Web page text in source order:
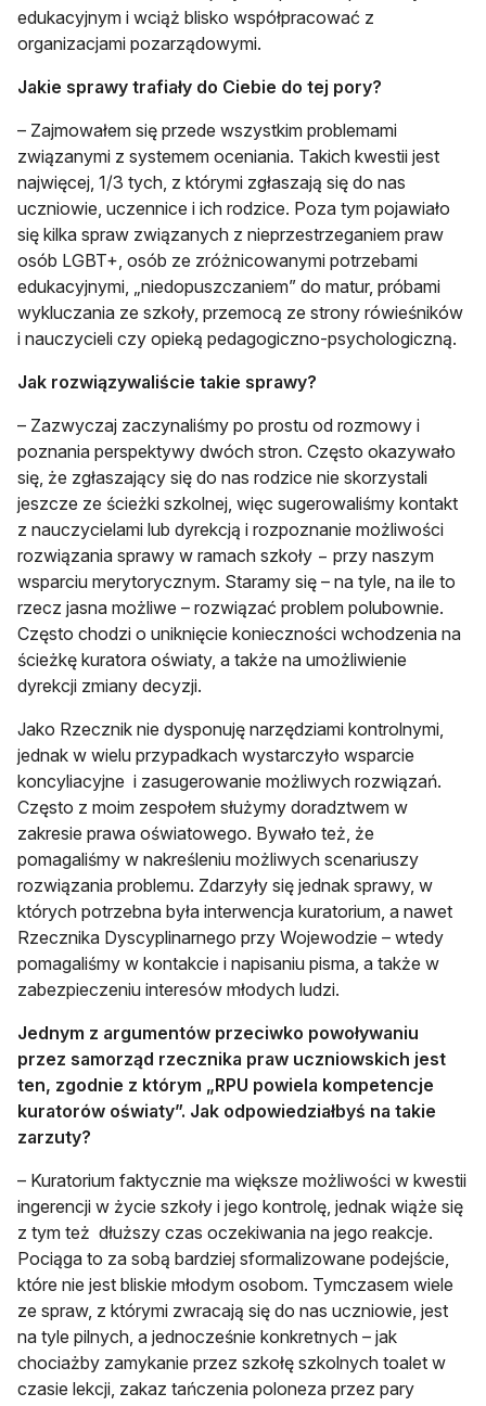
edukacyjnym i wciąż blisko współpracować z
organizacjami pozarządowymi.
Jakie sprawy trafiały do Ciebie do tej pory?
– Zajmowałem się przede wszystkim problemami
związanymi z systemem oceniania. Takich kwestii jest
najwięcej, 1/3 tych, z którymi zgłaszają się do nas
uczniowie, uczennice i ich rodzice. Poza tym pojawiało
się kilka spraw związanych z nieprzestrzeganiem praw
osób LGBT+, osób ze zróżnicowanymi potrzebami
edukacyjnymi, „niedopuszczaniem” do matur, próbami
wykluczania ze szkoły, przemocą ze strony rówieśników
i nauczycieli czy opieką pedagogiczno-psychologiczną.
Jak rozwiązywaliście takie sprawy?
– Zazwyczaj zaczynaliśmy po prostu od rozmowy i
poznania perspektywy dwóch stron. Często okazywało
się, że zgłaszający się do nas rodzice nie skorzystali
jeszcze ze ścieżki szkolnej, więc sugerowaliśmy kontakt
z nauczycielami lub dyrekcją i rozpoznanie możliwości
rozwiązania sprawy w ramach szkoły − przy naszym
wsparciu merytorycznym. Staramy się – na tyle, na ile to
rzecz jasna możliwe – rozwiązać problem polubownie.
Często chodzi o uniknięcie konieczności wchodzenia na
ścieżkę kuratora oświaty, a także na umożliwienie
dyrekcji zmiany decyzji.
Jako Rzecznik nie dysponuję narzędziami kontrolnymi,
jednak w wielu przypadkach wystarczyło wsparcie
koncyliacyjne i zasugerowanie możliwych rozwiązań.
Często z moim zespołem służymy doradztwem w
zakresie prawa oświatowego. Bywało też, że
pomagaliśmy w nakreśleniu możliwych scenariuszy
rozwiązania problemu. Zdarzyły się jednak sprawy, w
których potrzebna była interwencja kuratorium, a nawet
Rzecznika Dyscyplinarnego przy Wojewodzie – wtedy
pomagaliśmy w kontakcie i napisaniu pisma, a także w
zabezpieczeniu interesów młodych ludzi.
Jednym z argumentów przeciwko powoływaniu
przez samorząd rzecznika praw uczniowskich jest
ten, zgodnie z którym „RPU powiela kompetencje
kuratorów oświaty”. Jak odpowiedziałbyś na takie
zarzuty?
– Kuratorium faktycznie ma większe możliwości w kwestii
ingerencji w życie szkoły i jego kontrolę, jednak wiąże się
z tym też dłuższy czas oczekiwania na jego reakcje.
Pociąga to za sobą bardziej sformalizowane podejście,
które nie jest bliskie młodym osobom. Tymczasem wiele
ze spraw, z którymi zwracają się do nas uczniowie, jest
na tyle pilnych, a jednocześnie konkretnych – jak
chociażby zamykanie przez szkołę szkolnych toalet w
czasie lekcji, zakaz tańczenia poloneza przez pary